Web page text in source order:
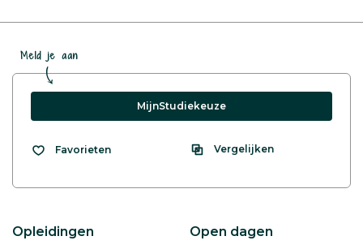
Meld je aan
MijnStudiekeuze
Favorieten Vergelijken
Opleidingen Open dagen